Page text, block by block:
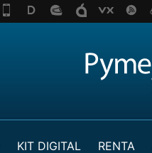
KIT DIGITAL RENTA